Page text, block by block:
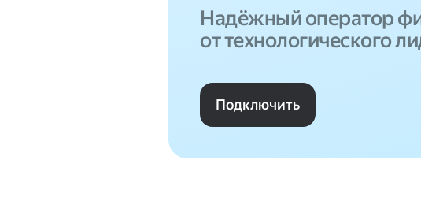
Надёжный оператор
от технологического
Подключить